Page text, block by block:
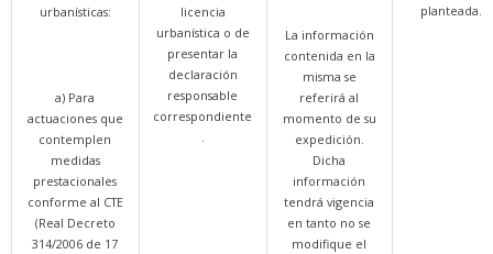
urbanísticas:
a) Para
actuaciones que
contemplen
medidas
prestacionales
conforme al CTE
(Real Decreto
314/2006 de 17
licencia
urbanística o de
presentar la
declaración
responsable
correspondiente
La información
contenida en la
misma se
referirá al
momento de su
expedición.
Dicha
información
tendrá vigencia
en tanto no se
modifique el
planteada.